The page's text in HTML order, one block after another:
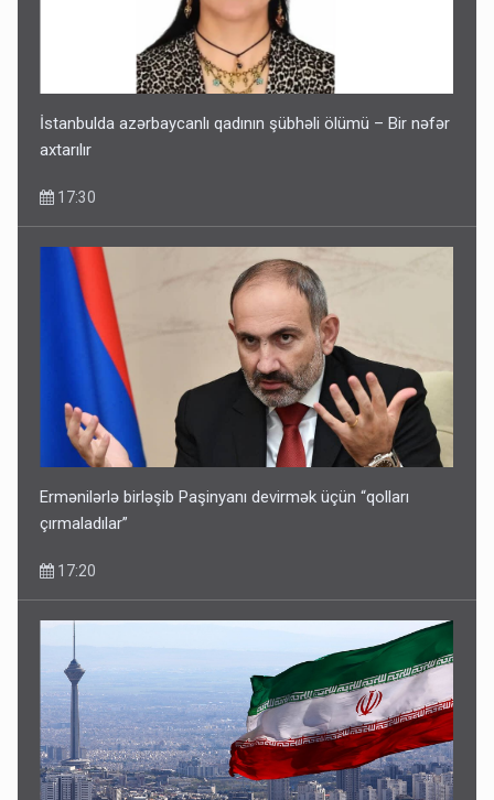
İstanbulda azərbaycanlı qadının şübhəli ölümü – Bir nəfər
axtarılır
17:30
Ermənilərlə birləşib Paşinyanı devirmək üçün “qolları
çırmaladılar”
17:20